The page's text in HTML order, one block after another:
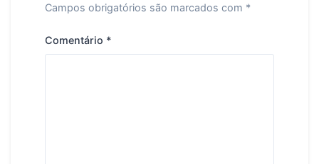
Campos obrigatórios são marcados com *
Comentário *